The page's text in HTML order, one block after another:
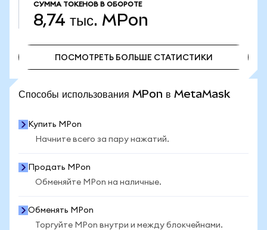
СУММА ТОКЕНОВ В ОБОРОТЕ
8,74 тыс. MPon
ПОСМОТРЕТЬ БОЛЬШЕ СТАТИСТИКИ
Способы использования MPon в MetaMask
Купить MPon
Начните всего за пару нажатий.
Продать MPon
Обменяйте MPon на наличные.
Обменять MPon
Торгуйте MPon внутри и между блокчейнами.